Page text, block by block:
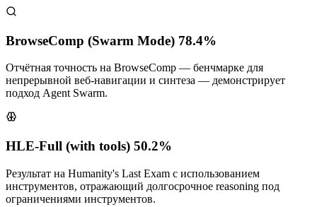
BrowseComp (Swarm Mode) 78.4%
Отчётная точность на BrowseComp — бенчмарке для
непрерывной веб‑навигации и синтеза — демонстрирует
подход Agent Swarm.
HLE-Full (with tools) 50.2%
Результат на Humanity's Last Exam с использованием
инструментов, отражающий долгосрочное reasoning под
ограничениями инструментов.